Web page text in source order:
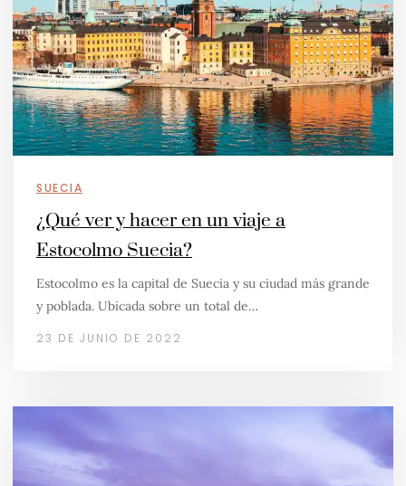
SUECIA
¿Qué ver y hacer en un viaje a
Estocolmo Suecia?
Estocolmo es la capital de Suecia y su ciudad más grande
y poblada. Ubicada sobre un total de…
23 DE JUNIO DE 2022